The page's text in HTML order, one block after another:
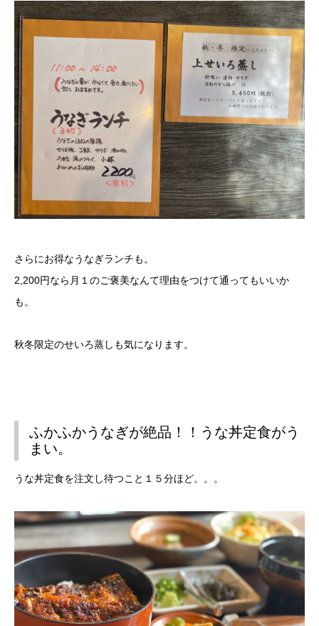
さらにお得なうなぎランチも。
2,200円なら月１のご褒美なんて理由をつけて通ってもいいか
も。
秋冬限定のせいろ蒸しも気になります。
ふかふかうなぎが絶品！！うな丼定食がう
まい。
うな丼定食を注文し待つこと１５分ほど。。。